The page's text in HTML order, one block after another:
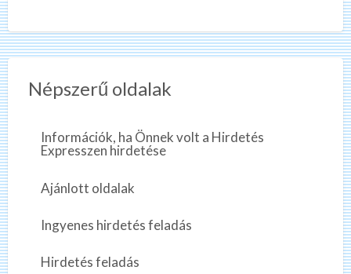
Népszerű oldalak
Információk, ha Önnek volt a Hirdetés
Expresszen hirdetése
Ajánlott oldalak
Ingyenes hirdetés feladás
Hirdetés feladás